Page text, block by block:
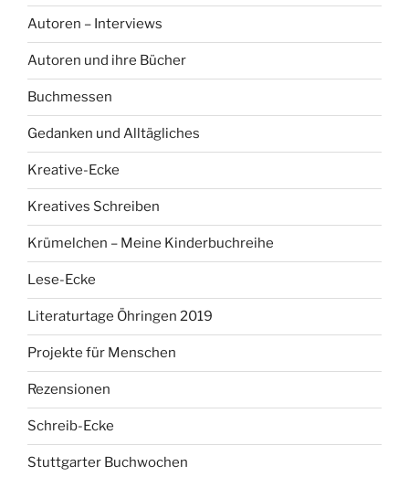
Autoren – Interviews
Autoren und ihre Bücher
Buchmessen
Gedanken und Alltägliches
Kreative-Ecke
Kreatives Schreiben
Krümelchen – Meine Kinderbuchreihe
Lese-Ecke
Literaturtage Öhringen 2019
Projekte für Menschen
Rezensionen
Schreib-Ecke
Stuttgarter Buchwochen